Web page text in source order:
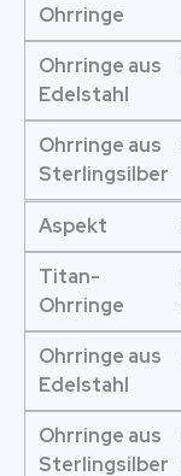
Ohrringe
Ohrringe aus
Edelstahl
Ohrringe aus
Sterlingsilber
Aspekt
Titan-
Ohrringe
Ohrringe aus
Edelstahl
Ohrringe aus
Sterlingsilber